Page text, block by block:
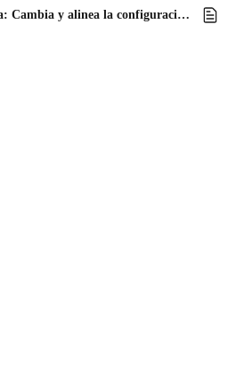
Configuración Heredada: Cambia y alinea la configuración de tus flipbooks eficientemente